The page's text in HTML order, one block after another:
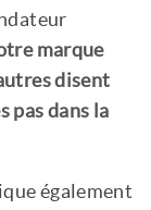
marque
disent
pas dans la
également